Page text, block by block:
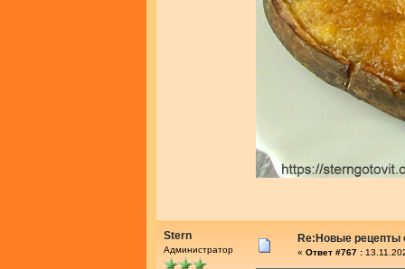
Stern
Администратор
Re:Новые рецепты
« Ответ #767 :